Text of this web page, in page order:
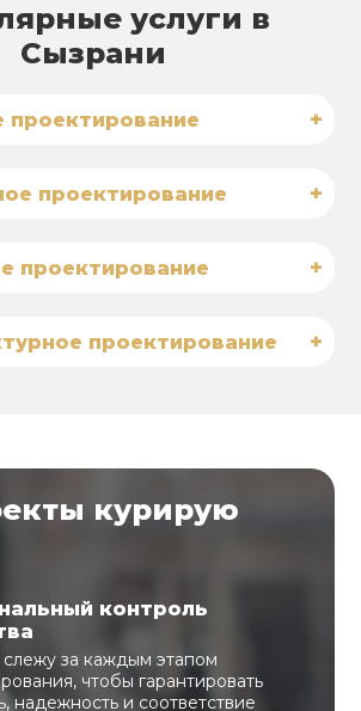
услуги в
Сызрани
проектирование +
проектирование +
проектирование +
проектирование +
курирую
контроль
за каждым этапом
чтобы гарантировать
надежность и соответствие